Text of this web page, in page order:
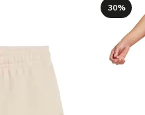
30%